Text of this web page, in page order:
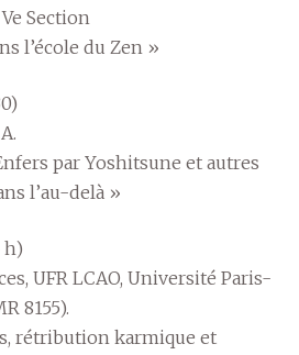
Section
l’école du Zen »
par Yoshitsune et autres
l’au-delà »
h)
UFR LCAO, Université Paris-
8155).
rétribution karmique et